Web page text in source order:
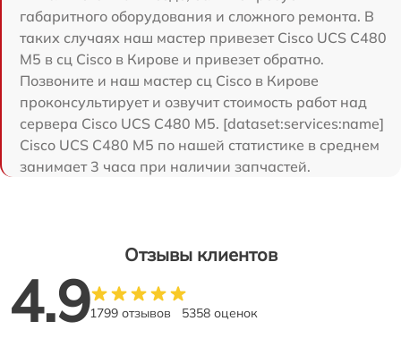
габаритного оборудования и сложного ремонта. В
таких случаях наш мастер привезет Cisco UCS C480
M5 в сц Cisco в Кирове и привезет обратно.
Позвоните и наш мастер сц Cisco в Кирове
проконсультирует и озвучит стоимость работ над
сервера Cisco UCS C480 M5. [dataset:services:name]
Cisco UCS C480 M5 по нашей статистике в среднем
занимает 3 часа при наличии запчастей.
Отзывы клиентов
4.91799 отзывов 5358 оценок